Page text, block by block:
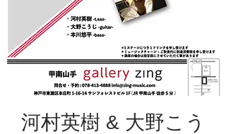
河村英樹 & 大野こう